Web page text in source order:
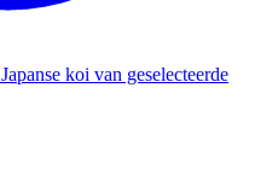
Japanse koi van geselecteerde